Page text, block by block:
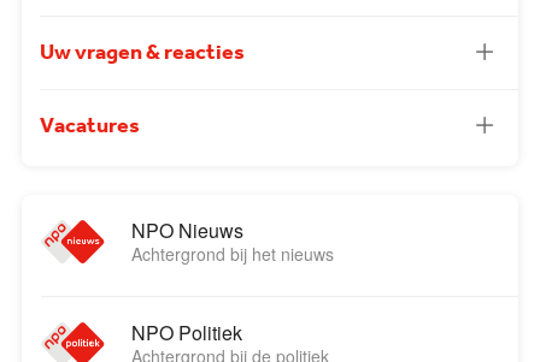
Uw vragen & reacties
Vacatures
NPO Nieuws
Achtergrond bij het nieuws
NPO Politiek
Achtergrond bij de politiek